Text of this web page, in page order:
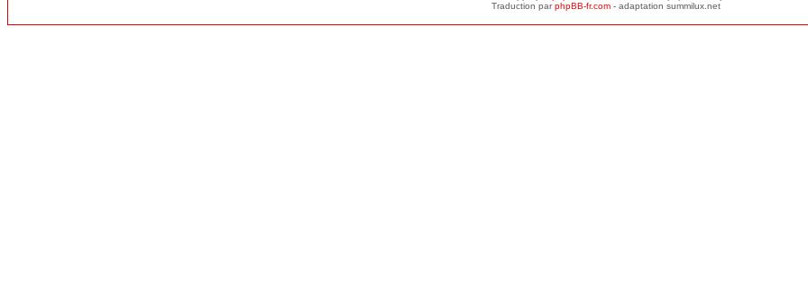
Traduction parphpBB-fr.com - adaptation summilux.net